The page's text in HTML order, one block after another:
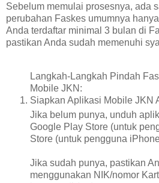
Sebelum memulai prosesnya, ada
perubahan Faskes umumnya
Anda terdaftar minimal 3 bulan di
pastikan Anda sudah memenuhi
Langkah-Langkah Pindah
Mobile JKN:
Siapkan Aplikasi Mobile JKN
Jika belum punya, unduh
Google Play Store (untuk
Store (untuk pengguna
Jika sudah punya, pastikan
menggunakan NIK/nomor